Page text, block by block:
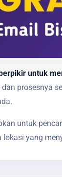
untuk
prosesnya
untuk
lokasi yang